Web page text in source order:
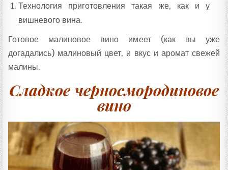
Технология приготовления такая же, как и у
вишневого вина.
Готовое малиновое вино имеет (как вы уже
догадались) малиновый цвет, и вкус и аромат свежей
малины.
Сладкое черносмородиновое
вино